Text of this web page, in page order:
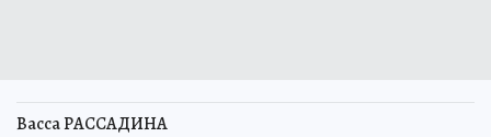
Васса РАССАДИНА